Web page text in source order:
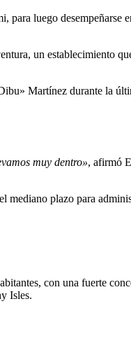
luego desempeñarse
un establecimiento
Martínez durante la
muy dentro», afirmó
mediano plazo para
con una fuerte
Isles.